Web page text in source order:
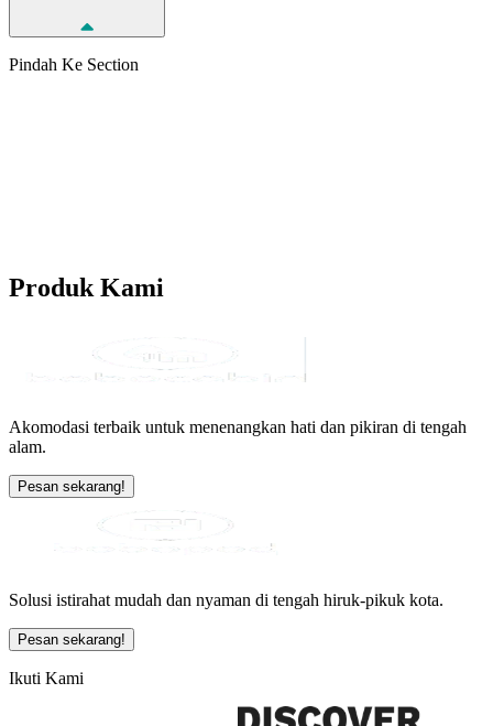
Pindah Ke Section
Produk Kami
Akomodasi terbaik untuk menenangkan hati dan pikiran di tengah
alam.
Pesan sekarang!
Solusi istirahat mudah dan nyaman di tengah hiruk-pikuk kota.
Pesan sekarang!
Ikuti Kami